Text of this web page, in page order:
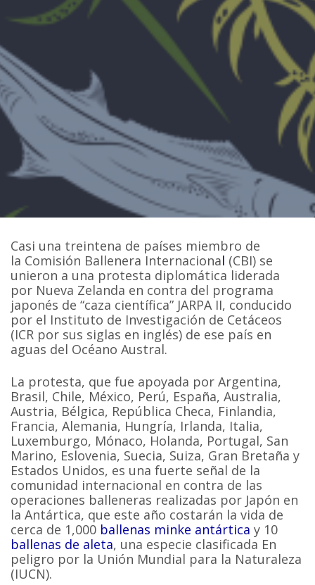
Casi una treintena de países miembro de
la Comisión Ballenera Internacional (CBI) se
unieron a una protesta diplomática liderada
por Nueva Zelanda en contra del programa
japonés de “caza científica” JARPA II, conducido
por el Instituto de Investigación de Cetáceos
(ICR por sus siglas en inglés) de ese país en
aguas del Océano Austral.
La protesta, que fue apoyada por Argentina,
Brasil, Chile, México, Perú, España, Australia,
Austria, Bélgica, República Checa, Finlandia,
Francia, Alemania, Hungría, Irlanda, Italia,
Luxemburgo, Mónaco, Holanda, Portugal, San
Marino, Eslovenia, Suecia, Suiza, Gran Bretaña y
Estados Unidos, es una fuerte señal de la
comunidad internacional en contra de las
operaciones balleneras realizadas por Japón en
la Antártica, que este año costarán la vida de
cerca de 1,000 ballenas minke antártica y 10
ballenas de aleta, una especie clasificada En
peligro por la Unión Mundial para la Naturaleza
(IUCN).